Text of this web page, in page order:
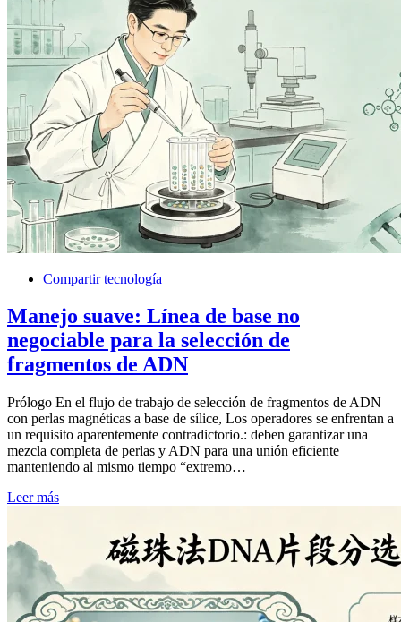
Compartir tecnología
Manejo suave: Línea de base no
negociable para la selección de
fragmentos de ADN
Prólogo En el flujo de trabajo de selección de fragmentos de ADN
con perlas magnéticas a base de sílice, Los operadores se enfrentan a
un requisito aparentemente contradictorio.: deben garantizar una
mezcla completa de perlas y ADN para una unión eficiente
manteniendo al mismo tiempo “extremo…
Leer más